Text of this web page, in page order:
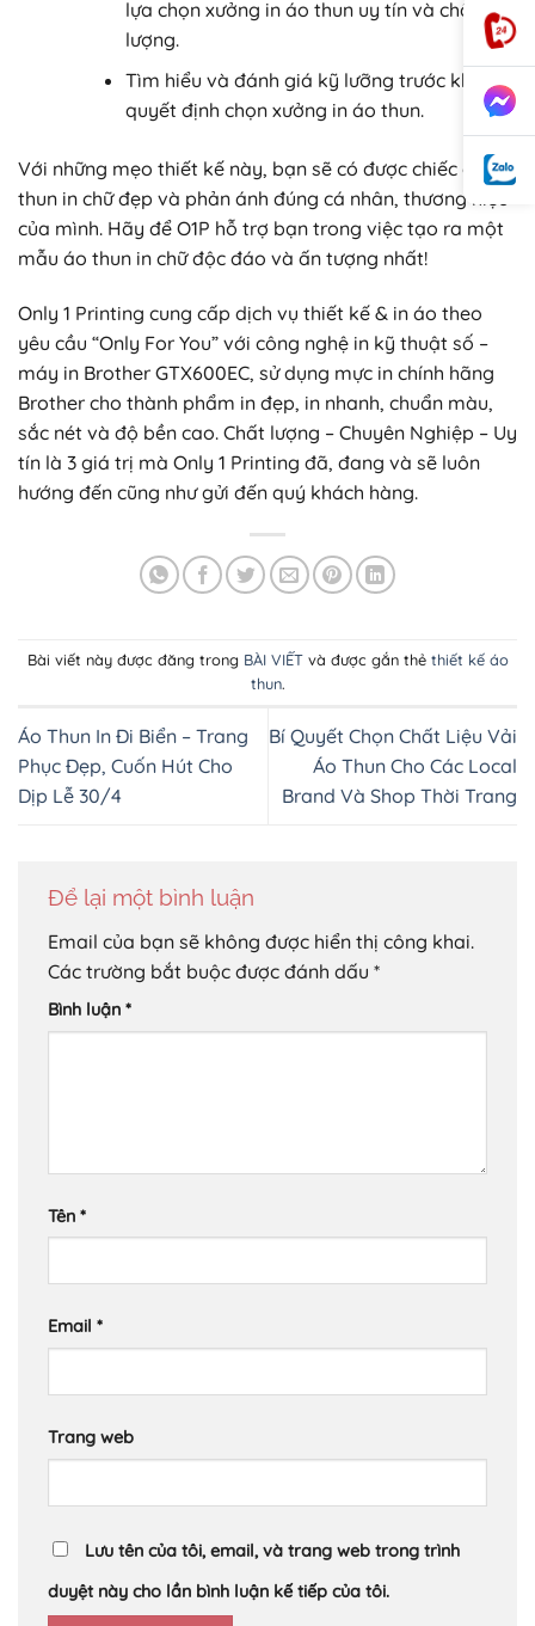
lựa chọn xưởng in áo thun uy tín và chất
lượng.
Tìm hiểu và đánh giá kỹ lưỡng trước khi
quyết định chọn xưởng in áo thun.
Với những mẹo thiết kế này, bạn sẽ có được chiếc áo
thun in chữ đẹp và phản ánh đúng cá nhân, thương hiệu
của mình. Hãy để O1P hỗ trợ bạn trong việc tạo ra một
mẫu áo thun in chữ độc đáo và ấn tượng nhất!
Only 1 Printing cung cấp dịch vụ thiết kế & in áo theo
yêu cầu “Only For You” với công nghệ in kỹ thuật số –
máy in Brother GTX600EC, sử dụng mực in chính hãng
Brother cho thành phẩm in đẹp, in nhanh, chuẩn màu,
sắc nét và độ bền cao. Chất lượng – Chuyên Nghiệp – Uy
tín là 3 giá trị mà Only 1 Printing đã, đang và sẽ luôn
hướng đến cũng như gửi đến quý khách hàng.
Bài viết này được đăng trong BÀI VIẾTvà được gắn thẻ thiết kế áo
thun.
Áo Thun In Đi Biển – Trang
Phục Đẹp, Cuốn Hút Cho
Dịp Lễ 30/4
Bí Quyết Chọn Chất Liệu Vải
Áo Thun Cho Các Local
Brand Và Shop Thời Trang
Để lại một bình luận
Email của bạn sẽ không được hiển thị công khai.
Các trường bắt buộc được đánh dấu *
Bình luận *
Tên *
Email *
Trang web
Lưu tên của tôi, email, và trang web trong trình
duyệt này cho lần bình luận kế tiếp của tôi.